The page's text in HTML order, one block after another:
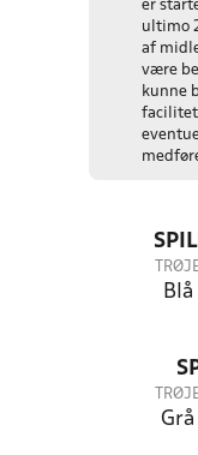
er
ultimo
af
være
kunne
Blå
Grå